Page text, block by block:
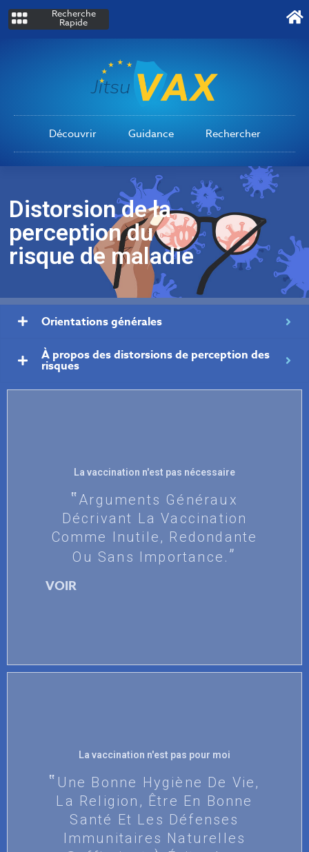
Recherche
Rapide
Découvrir Guidance Rechercher
Distorsion de la
perception du
risque de maladie
Orientations générales
À propos des distorsions de perception des
risques
La vaccination n'est pas nécessaire
Arguments Généraux
Décrivant La Vaccination
Comme Inutile, Redondante
Ou Sans Importance.
VOIR
La vaccination n'est pas pour moi
Une Bonne Hygiène De Vie,
La Religion, Être En Bonne
Santé Et Les Défenses
Immunitaires Naturelles